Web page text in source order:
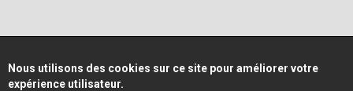
Nous utilisons des cookies sur ce site pour améliorer votre
expérience utilisateur.